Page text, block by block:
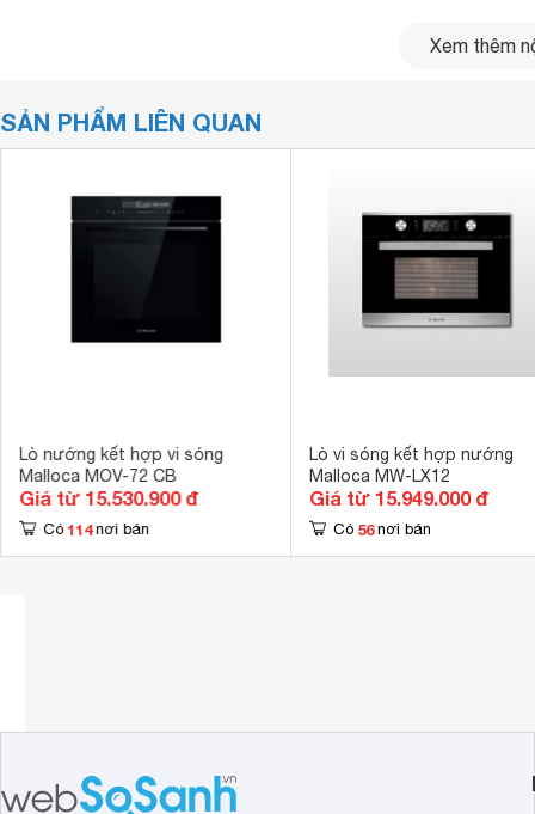
Xem thêm
SẢN PHẨM LIÊN QUAN
Lò nướng kết hợp vi sóng
Malloca MOV-72 CB
Giá từ 15.530.900 đ
Có 114 nơi bán
Lò vi sóng kết hợp nướng
Malloca MW-LX12
Giá từ 15.949.000 đ
Có 56 nơi bán